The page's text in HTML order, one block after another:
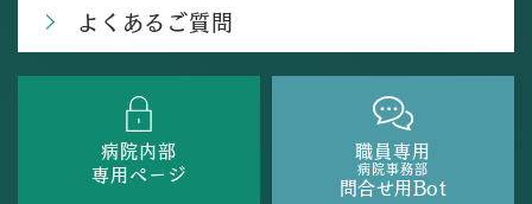
よくあるご質問
病院内部
専用ページ
職員専用
病院事務部
問合せ用Bot